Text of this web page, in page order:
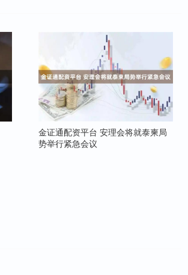
金证通配资平台 安理会将就泰柬局
势举行紧急会议